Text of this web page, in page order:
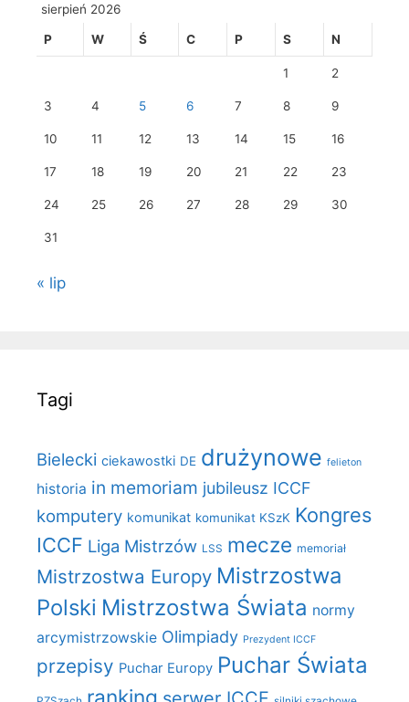
sierpień 2026
P W Ś C P S N
1 2
3 4 5 6 7 8 9
10 11 12 13 14 15 16
17 18 19 20 21 22 23
24 25 26 27 28 29 30
31
« lip
Tagi
Bielecki ciekawostki DE drużynowe felieton
historia in memoriam jubileusz ICCF
komputery komunikat komunikat KSzK Kongres
ICCF Liga Mistrzów LSS mecze memoriał
Mistrzostwa Europy Mistrzostwa
Polski Mistrzostwa Świata normy
arcymistrzowskie Olimpiady Prezydent ICCF
przepisy Puchar Europy Puchar Świata
ranking